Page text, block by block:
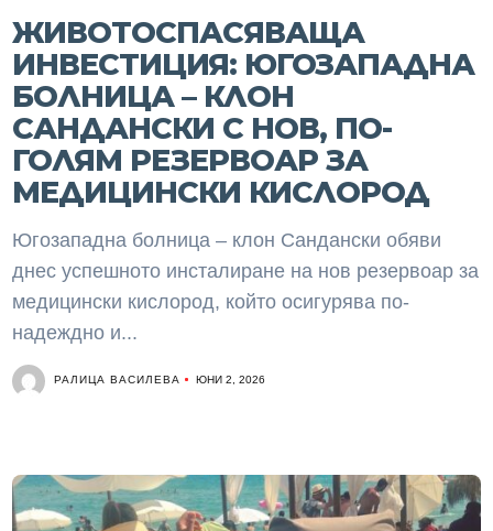
ЖИВОТОСПАСЯВАЩА
ИНВЕСТИЦИЯ: ЮГОЗАПАДНА
БОЛНИЦА – КЛОН
САНДАНСКИ С НОВ, ПО-
ГОЛЯМ РЕЗЕРВОАР ЗА
МЕДИЦИНСКИ КИСЛОРОД
Югозападна болница – клон Сандански обяви
днес успешното инсталиране на нов резервоар за
медицински кислород, който осигурява по-
надеждно и...
РАЛИЦА ВАСИЛЕВА ЮНИ 2, 2026